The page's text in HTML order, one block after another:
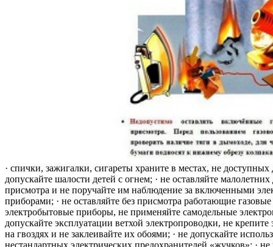
· спички, зажигалки, сигареты храните в местах, не доступных
допускайте шалости детей с огнем; · не оставляйте малолетних
присмотра и не поручайте им наблюдение за включенными
приборами; · не оставляйте без присмотра работающие
электробытовые приборы, не применяйте самодельные
допускайте эксплуатации ветхой электропроводки, не крепите
на гвоздях и не заклеивайте их обоями; · не допускайте